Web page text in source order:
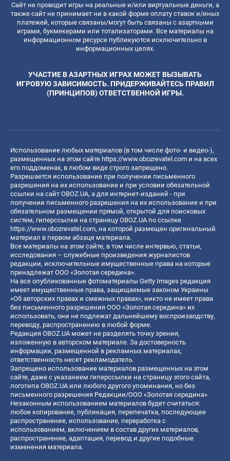
Сайт не проводит игры на реальные и/или виртуальные деньги, а
также сайт не принимает ни в какой форме оплату ставок и/иных
платежей, которые связаны/могут быть связаны с азартными
играми, букмекерами или тотализаторами. Все материалы на
информационном ресурсе публикуются исключительно в
информационных целях.
УЧАСТИЕ В АЗАРТНЫХ ИГРАХ МОЖЕТ ВЫЗЫВАТЬ
ИГРОВУЮ ЗАВИСИМОСТЬ. ПРИДЕРЖИВАЙТЕСЬ ПРАВИЛ
(ПРИНЦИПОВ) ОТВЕТСТВЕННОЙ ИГРЫ.
Использование любых материалов (в том числе фото- и видео-),
размещенных на этом сайте https://www.obozrevatel.com и на всех
его поддоменах, в любом виде строго запрещено.
Разрешается использование при получении письменного
разрешения на их использование и при условии обязательной
ссылки на сайт OBOZ.UA, а для интернет-изданий - при
получении письменного разрешения на их использование и при
обязательном размещении прямой, открытой для поисковых
систем, гиперссылки на страницу OBOZ.UA по ссылке
https://www.obozrevatel.com, на которой размещен оригинальный
материал в первом абзаце материала.
Все материалы на этом сайте, в том числе интервью, статьи,
исследования – служебные произведения журналистов
редакции, исключительные имущественные права на которые
принадлежат ООО «Золотая середина».
На все опубликованные фотоматериалы Getty Images редакция
имеет имущественные права, защищаемые законом Украины
«Об авторских правах и смежных правах», никто не имеет права
без письменного разрешения ООО «Золотая середина» их
использовать, они не подлежат дальнейшему воспроизводству,
переводу, распространению в любой форме.
Редакция OBOZ.UA может не разделять точку зрения,
изложенную в авторском материале. За достоверность
информации, размещенной в рекламных материалах,
ответственность несет рекламодатель.
Запрещено использование материалов размещенных на этом
сайте, даже с указанием гиперссылки на страницу этого сайта,
логотипа OBOZ.UA или любого другого упоминания, но без
письменного разрешения Редакции/ООО «Золотая середина»
Незаконным использованием материалов будет считаться:
любое копирование, публикация, перепечатка, последующее
распространение, использование, переработка с
использованием, включением в состав других материалов,
распространение, адаптация, перевод и другие подобные
изменения материала.